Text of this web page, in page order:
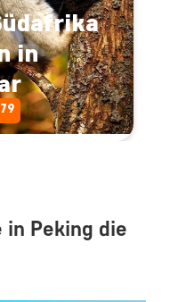
in
in Peking die